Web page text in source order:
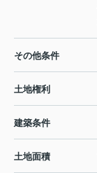
その他条件
土地権利
建築条件
土地面積